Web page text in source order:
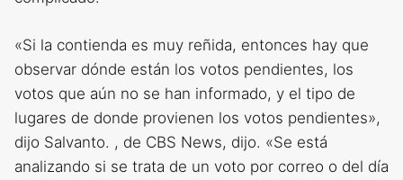
«Si la contienda es muy reñida, entonces hay que
observar dónde están los votos pendientes, los
votos que aún no se han informado, y el tipo de
lugares de donde provienen los votos pendientes»,
dijo Salvanto. , de CBS News, dijo. «Se está
analizando si se trata de un voto por correo o del día